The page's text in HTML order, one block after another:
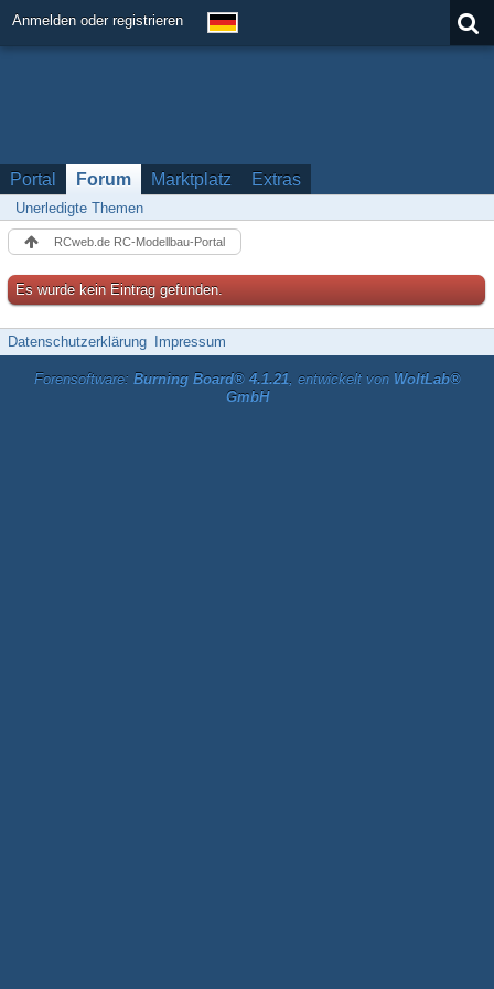
Anmelden oder registrieren
Portal Forum Marktplatz Extras
Unerledigte Themen
RCweb.de RC-Modellbau-Portal
Es wurde kein Eintrag gefunden.
Datenschutzerklärung Impressum
Forensoftware: Burning Board® 4.1.21, entwickelt von WoltLab®
GmbH